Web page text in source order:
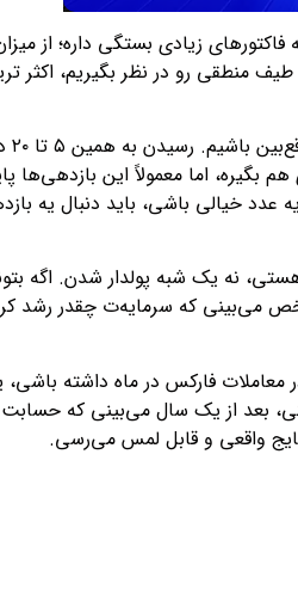
زیادی بستگی داره؛ از
منطقی رو در نظر بگیریم، اکثر
این
بگیره، اما معمولاً این بازدهی‌ها
خیالی باشی، باید دنبال یه
می‌بینی که سرمایه‌ت چقدر رشد
بعد از یک سال می‌بینی که
واقعی و قابل لمس می‌رسی.